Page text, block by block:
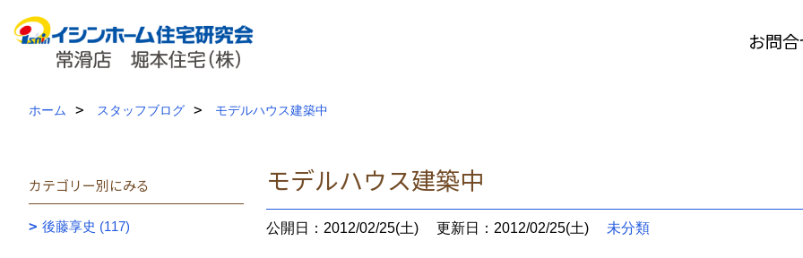
お問
ホーム スタッフブログ モデルハウス建築中
モデルハウス建築中
公開日：2012/02/25(土) 更新日：2012/02/25(土) 未分類
カテゴリー別にみる
後藤享史 (117)